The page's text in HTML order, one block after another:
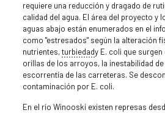
requiere una reducción y dragado de
calidad del agua. El área del proyecto y
aguas abajo están enumerados en el
como "estresados" según la alteración
nutrientes,turbiedady E. coli que
orillas de los arroyos, la inestabilidad
escorrentía de las carreteras. Se
contaminación por E. coli.
En el río Winooski existen represas